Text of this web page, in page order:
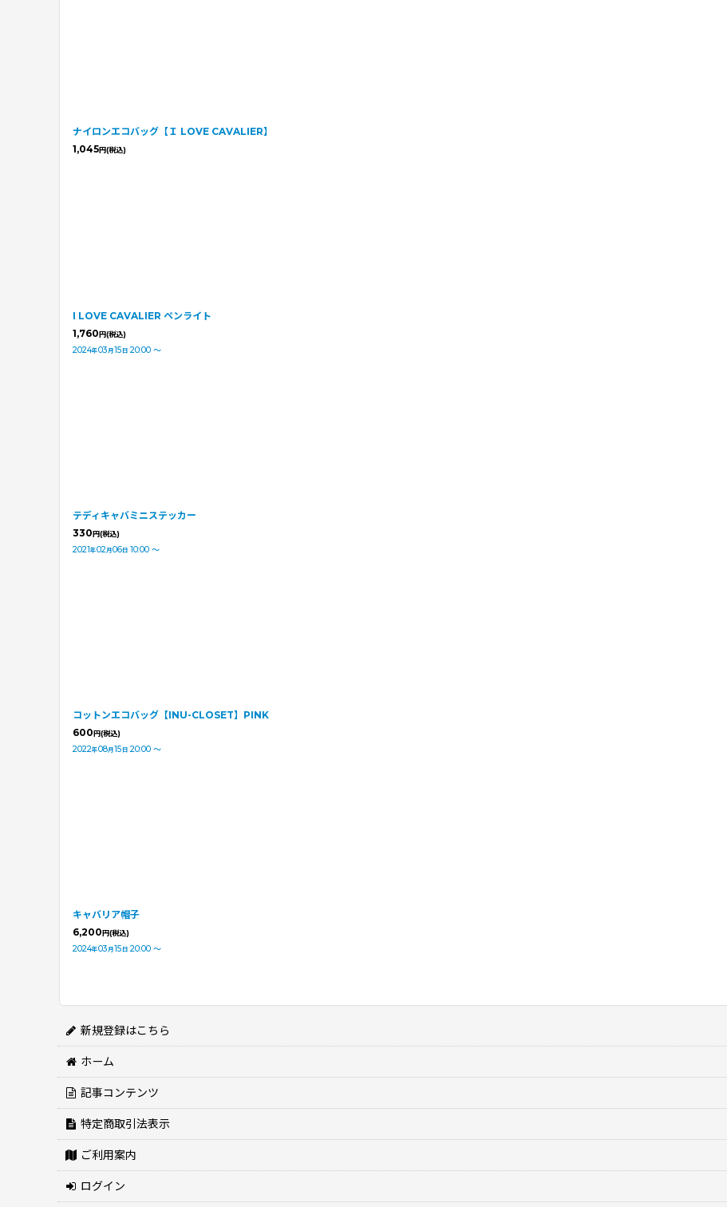
ナイロンエコバッグ【Ｉ LOVE CAVALIER】
1,045円(税込)
I LOVE CAVALIER ペンライト
1,760円(税込)
2024年03月15 日 20:00 ～
テディキャバミニステッカー
330円(税込)
2021 年02月06日 10:00 ～
コットンエコバッグ【INU-CLOSET】PINK
600円(税込)
2022年08月15 日 20:00 ～
キャバリア帽子
6,200円(税込)
2024年03月15 日 20:00 ～
新規登録はこちら
ホーム
記事コンテンツ
特定商取引法表示
ご利用案内
ログイン